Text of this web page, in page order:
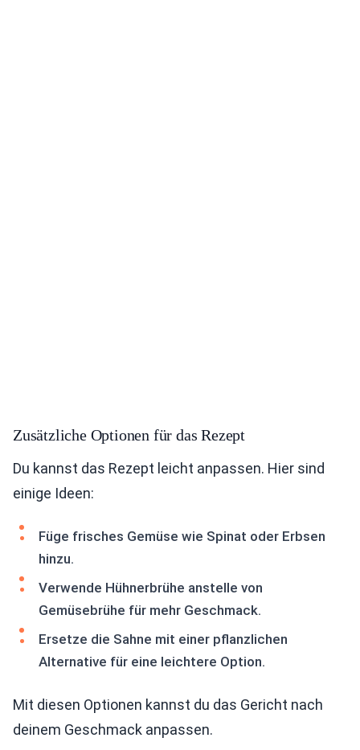
Zusätzliche Optionen für das Rezept
Du kannst das Rezept leicht anpassen. Hier sind
einige Ideen:
Füge frisches Gemüse wie Spinat oder Erbsen
hinzu.
Verwende Hühnerbrühe anstelle von
Gemüsebrühe für mehr Geschmack.
Ersetze die Sahne mit einer pflanzlichen
Alternative für eine leichtere Option.
Mit diesen Optionen kannst du das Gericht nach
deinem Geschmack anpassen.